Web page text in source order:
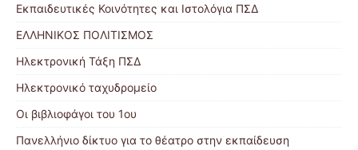
Εκπαιδευτικές Κοινότητες και Ιστολόγια ΠΣΔ
ΕΛΛΗΝΙΚΟΣ ΠΟΛΙΤΙΣΜΟΣ
Ηλεκτρονική Τάξη ΠΣΔ
Ηλεκτρονικό ταχυδρομείο
Οι βιβλιοφάγοι του 1ου
Πανελλήνιο δίκτυο για το θέατρο στην εκπαίδευση